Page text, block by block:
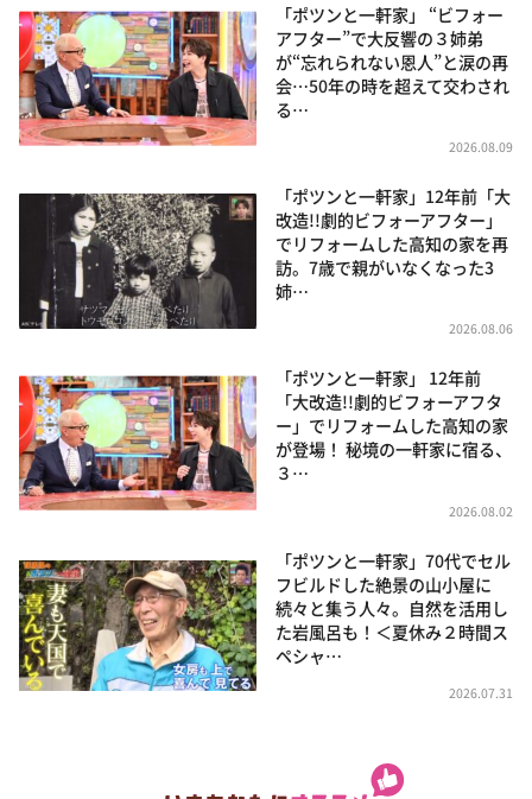
「ポツンと一軒家」 “ビフォー
アフター”で大反響の３姉弟
が“忘れられない恩人”と涙の再
会…50年の時を超えて交わされ
る…
2026.08.09
「ポツンと一軒家」12年前「大
改造!!劇的ビフォーアフター」
でリフォームした高知の家を再
訪。7歳で親がいなくなった3
姉…
2026.08.06
「ポツンと一軒家」 12年前
「大改造!!劇的ビフォーアフタ
ー」でリフォームした高知の家
が登場！ 秘境の一軒家に宿る、
３…
2026.08.02
「ポツンと一軒家」70代でセル
フビルドした絶景の山小屋に
続々と集う人々。自然を活用し
た岩風呂も！＜夏休み２時間ス
ペシャ…
2026.07.31